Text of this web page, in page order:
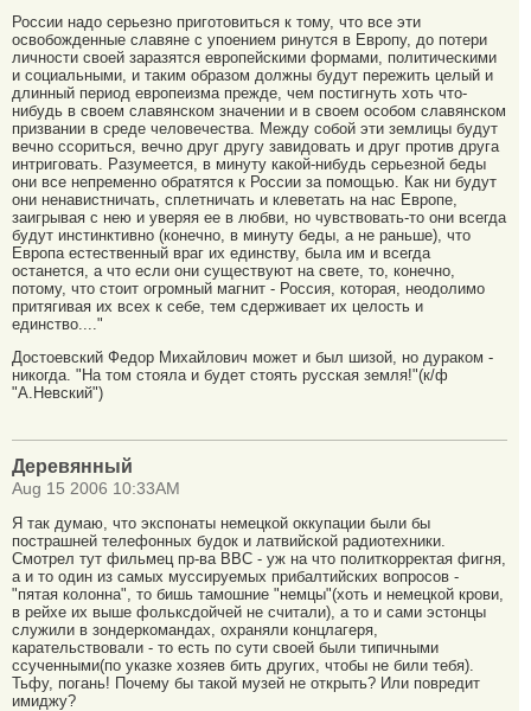
России надо серьезно приготовиться к тому, что все эти
освобожденные славяне с упоением ринутся в Европу, до потери
личности своей заразятся европейскими формами, политическими
и социальными, и таким образом должны будут пережить целый и
длинный период европеизма прежде, чем постигнуть хоть что-
нибудь в своем славянском значении и в своем особом славянском
призвании в среде человечества. Между собой эти землицы будут
вечно ссориться, вечно друг другу завидовать и друг против друга
интриговать. Разумеется, в минуту какой-нибудь серьезной беды
они все непременно обратятся к России за помощью. Как ни будут
они ненавистничать, сплетничать и клеветать на нас Европе,
заигрывая с нею и уверяя ее в любви, но чувствовать-то они всегда
будут инстинктивно (конечно, в минуту беды, а не раньше), что
Европа естественный враг их единству, была им и всегда
останется, а что если они существуют на свете, то, конечно,
потому, что стоит огромный магнит - Россия, которая, неодолимо
притягивая их всех к себе, тем сдерживает их целость и
единство...."
Достоевский Федор Михайлович может и был шизой, но дураком -
никогда. "На том стояла и будет стоять русская земля!"(к/ф
"А.Невский")
Деревянный
Aug 15 2006 10:33AM
Я так думаю, что экспонаты немецкой оккупации были бы
пострашней телефонных будок и латвийской радиотехники.
Смотрел тут фильмец пр-ва ВВС - уж на что политкорректая фигня,
а и то один из самых муссируемых прибалтийских вопросов -
"пятая колонна", то бишь тамошние "немцы"(хоть и немецкой крови,
в рейхе их выше фольксдойчей не считали), а то и сами эстонцы
служили в зондеркомандах, охраняли концлагеря,
карательствовали - то есть по сути своей были типичными
ссученными(по указке хозяев бить других, чтобы не били тебя).
Тьфу, погань! Почему бы такой музей не открыть? Или повредит
имиджу?